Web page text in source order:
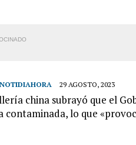
29 AGOSTO, 2023
china subrayó que el
lo que